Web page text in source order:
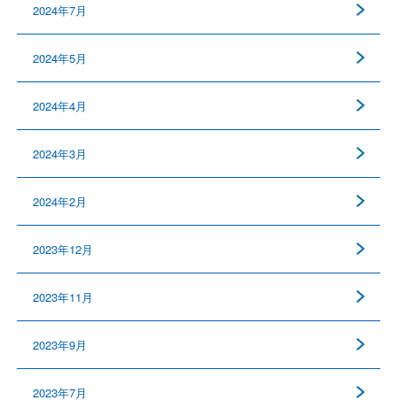
2024年7月
2024年5月
2024年4月
2024年3月
2024年2月
2023年12月
2023年11月
2023年9月
2023年7月